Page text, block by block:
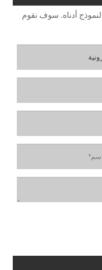
أدناه. سوف نقوم